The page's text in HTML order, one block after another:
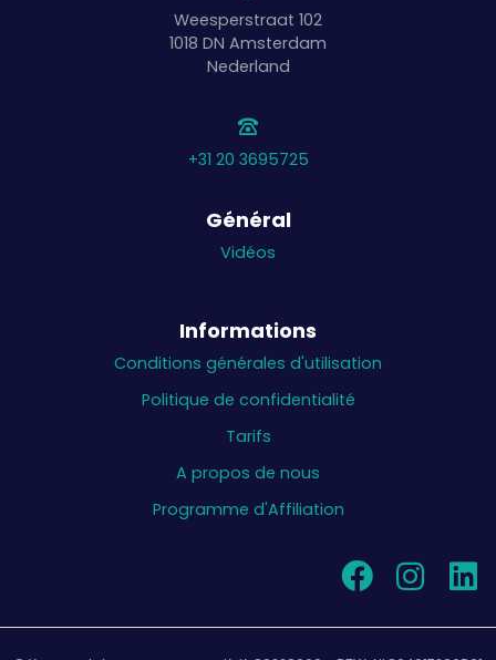
Weesperstraat 102
1018 DN Amsterdam
Nederland
+31 20 3695725
Général
Vidéos
Informations
Conditions générales d'utilisation
Politique de confidentialité
Tarifs
A propos de nous
Programme d'Affiliation